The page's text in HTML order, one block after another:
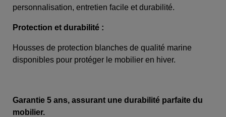
personnalisation, entretien facile et durabilité.
Protection et durabilité :
Housses de protection blanches de qualité marine
disponibles pour protéger le mobilier en hiver.
Garantie 5 ans, assurant une durabilité parfaite du
mobilier.